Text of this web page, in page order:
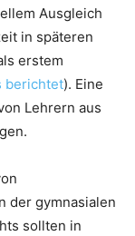
Ausgleich
in späteren
erstem
berichtet). Eine
Lehrern aus
der gymnasialen
sollten in